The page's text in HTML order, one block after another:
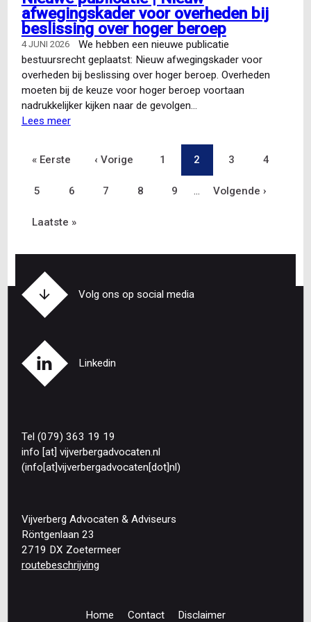
afwegingskader voor overheden bij
beslissing over hoger beroep
4 JUNI 2026
We hebben een nieuwe publicatie
bestuursrecht geplaatst: Nieuw afwegingskader voor
overheden bij beslissing over hoger beroep. Overheden
moeten bij de keuze voor hoger beroep voortaan
nadrukkelijker kijken naar de gevolgen…
Lees meerover
afwegingskader
overheden
hoger
Paginering
Eerste
pagina
« Eerste Vorige
pagina
‹ Vorige Pagina
1 Pagina
2 Pagina
3 Pagina
4
Pagina
5 Pagina
6 Pagina
7 Pagina
8 Pagina
9 … Volgende
Volgende ›
Laatste
pagina
Laatste »
Volg ons op social media
Linkedin
Tel (079) 363 19 19
info [at] vijverbergadvocaten.nl
(info[at]vijverbergadvocaten[dot]nl)
Vijverberg Advocaten & Adviseurs
Röntgenlaan 23
2719 DX Zoetermeer
routebeschrijving
Home Contact Disclaimer